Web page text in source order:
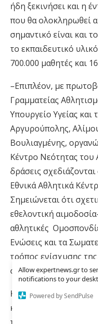
Allow expertnews.gr to
notifications to your
Powered by SendPulse
ήδη ξεκινήσει και η
που θα ολοκληρωθεί
σημαντικό είναι και
το εκπαιδευτικό
700.000 μαθητές και
–Επιπλέον, με
Γραμματείας
Υπουργείο Υγείας και
Αργυρούπολης,
Βουλιαγμένης,
Κέντρο Νεότητας του
δράσεις
Εθνικά Αθλητικά
Σημειώνεται ότι
εθελοντική
αθλητικές
Ενώσεις και τα
τρόπος ενίσχυσης
σώζει ζωές.
Καθημερινότητα, όμως
και τα έθιμα, οι